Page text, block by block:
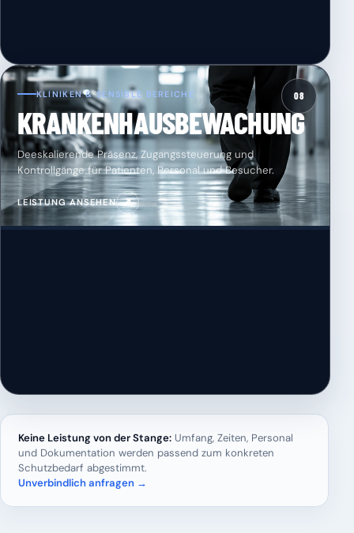
08
KLINIKEN & SENSIBLE BEREICHE
KRANKENHAUSBEWACHUNG
Deeskalierende Präsenz, Zugangssteuerung und
Kontrollgänge für Patienten, Personal und Besucher.
LEISTUNG ANSEHEN ↗
Keine Leistung von der Stange: Umfang, Zeiten, Personal
und Dokumentation werden passend zum konkreten
Schutzbedarf abgestimmt.
Unverbindlich anfragen →